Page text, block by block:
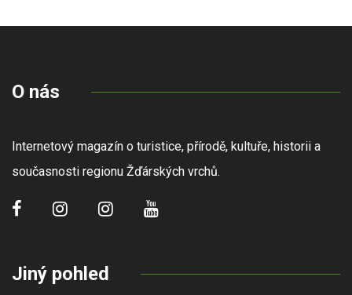
O nás
Internetový magazín o turistice, přírodě, kultuře, historii a
současnosti regionu Žďárských vrchů.
Jiný pohled